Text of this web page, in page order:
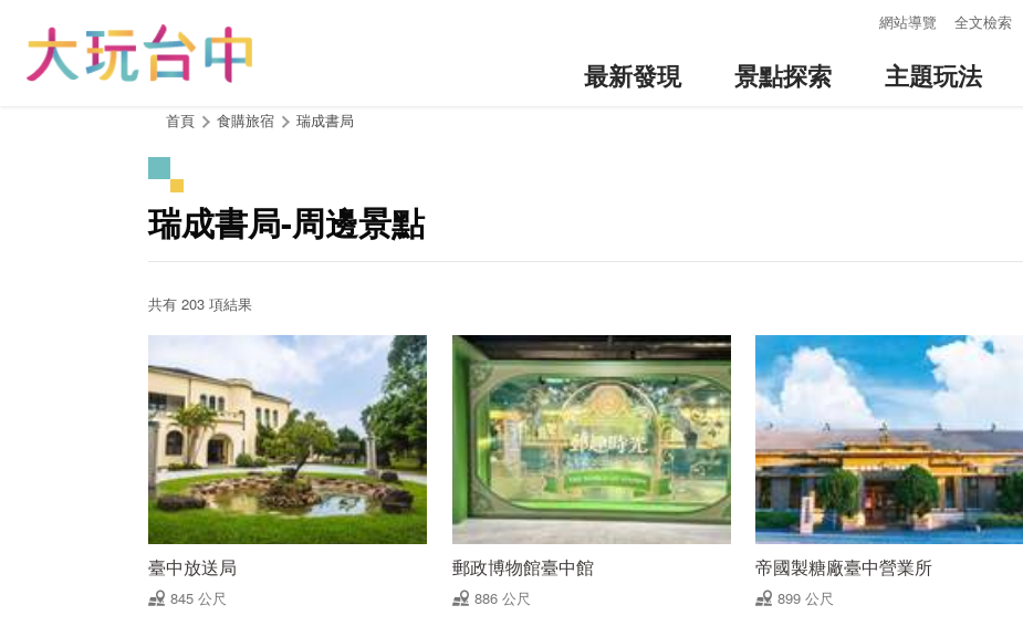
網站導覽 全文檢索
最新發現 景點探索 主題玩法
首頁 食購旅宿 瑞成書局
瑞成書局-周邊景點
共有 203 項結果
臺中放送局
845 公尺
郵政博物館臺中館
886 公尺
帝國製糖廠臺中營業所
899 公尺